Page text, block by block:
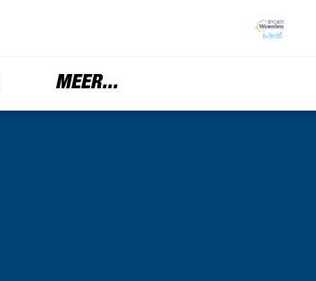
MEER...